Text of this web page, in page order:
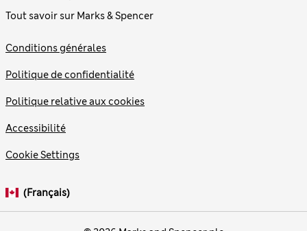
Tout savoir sur Marks & Spencer
Conditions générales
Politique de confidentialité
Politique relative aux cookies
Accessibilité
Cookie Settings
(français)